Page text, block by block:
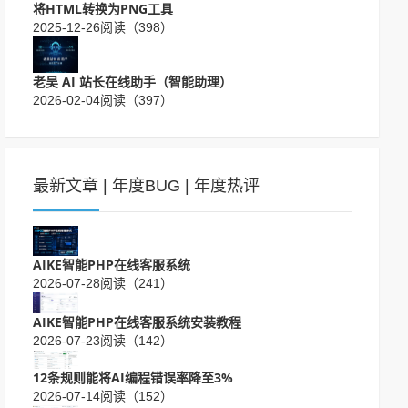
将HTML转换为PNG工具
2025-12-26阅读（398）
老吴 AI 站长在线助手（智能助理）
2026-02-04阅读（397）
最新文章 | 年度BUG | 年度热评
AIKE智能PHP在线客服系统
2026-07-28阅读（241）
AIKE智能PHP在线客服系统安装教程
2026-07-23阅读（142）
12条规则能将AI编程错误率降至3%
2026-07-14阅读（152）